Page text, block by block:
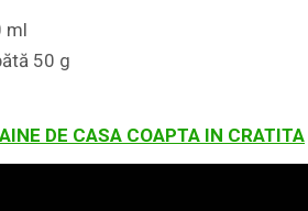
ml
50 g
DE CASA COAPTA IN CRATITA